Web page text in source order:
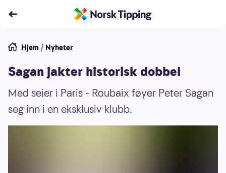
Hjem / Nyheter
Sagan jakter historisk dobbel
Med seier i Paris - Roubaix føyer Peter Sagan
seg inn i en eksklusiv klubb.